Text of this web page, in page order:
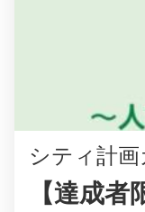
シティ計画
【達成